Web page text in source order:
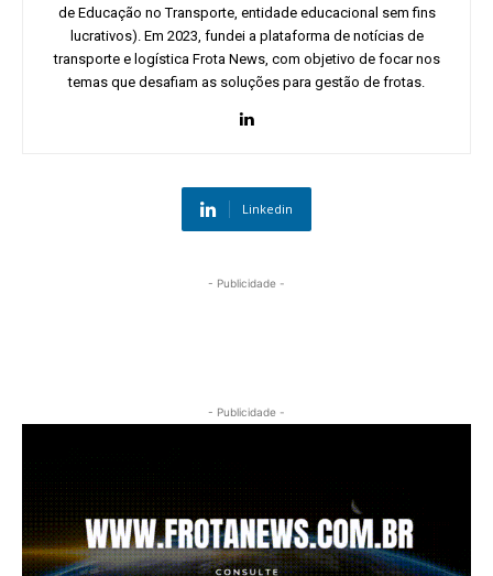
de Educação no Transporte, entidade educacional sem fins
lucrativos). Em 2023, fundei a plataforma de notícias de
transporte e logística Frota News, com objetivo de focar nos
temas que desafiam as soluções para gestão de frotas.
Linkedin
- Publicidade -
- Publicidade -